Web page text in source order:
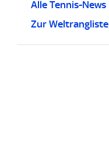
Alle Tennis-News
Zur Weltrangliste